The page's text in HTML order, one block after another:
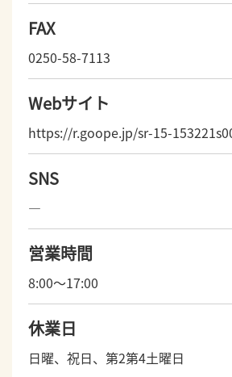
FAX
0250-58-7113
Webサイト
https://r.goope.jp/sr-15-
SNS
―
営業時間
8:00～17:00
休業日
日曜、祝日、第2第4土曜日